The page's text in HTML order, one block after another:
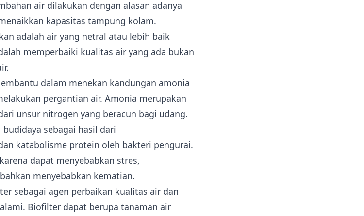
air dilakukan dengan alasan adanya
kapasitas tampung kolam.
adalah air yang netral atau lebih baik
memperbaiki kualitas air yang ada bukan
dalam menekan kandungan amonia
pergantian air. Amonia merupakan
unsur nitrogen yang beracun bagi udang.
sebagai hasil dari
katabolisme protein oleh bakteri pengurai.
dapat menyebabkan stres,
menyebabkan kematian.
sebagai agen perbaikan kualitas air dan
Biofilter dapat berupa tanaman air